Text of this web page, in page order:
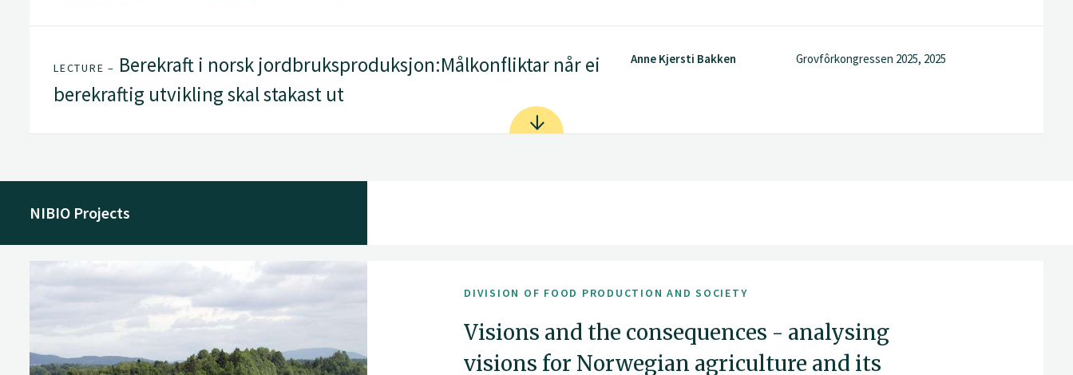
LECTURE – Berekraft i norsk jordbruksproduksjon:Målkonfliktar når ei
berekraftig utvikling skal stakast ut
Anne Kjersti Bakken Grovfôrkongressen 2025, 2025
NIBIO Projects
DIVISION OF FOOD PRODUCTION AND SOCIETY
Visions and the consequences - analysing
visions for Norwegian agriculture and its